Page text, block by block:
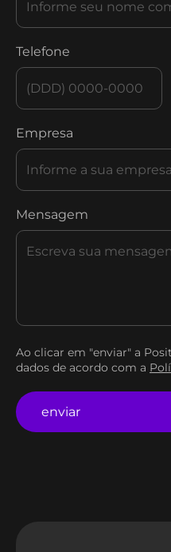
Telefone
Empresa
Mensagem
Ao clicar em "enviar" a
dados de acordo com a
enviar